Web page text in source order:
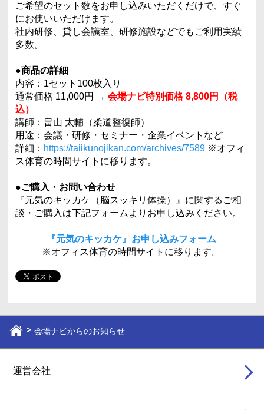
ご希望のセット数をお申し込みいただくだけで、すぐ
にお使いいただけます。
社内研修、貸し会議室、研修施設などでもご利用実績
多数。
●商品の詳細
内容：1セット100枚入り
通常価格 11,000円 →会場ナビ特別価格 8,800円（税
込）
講師：畠山 太輔（柔道整復師）
用途：会議・研修・セミナー・企業イベントなど
詳細： https://taiikunojikan.com/archives/7589 ※オフィ
ス体育の時間サイトに移ります。
●ご購入・お問い合わせ
『元気のキッカケ（脳スッキリ体操）』に関するご相
談・ご購入は下記フォームよりお申し込みください。
『元気のキッカケ』お申し込みフォーム
※オフィス体育の時間サイトに移ります。
会場ナビからのお知らせ
運営会社